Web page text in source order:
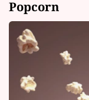
Popcorn